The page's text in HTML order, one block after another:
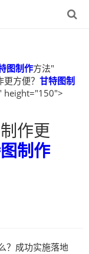
图制作方法"
方便？ 甘特图制
height="150">
作更
制作
？成功实施落地